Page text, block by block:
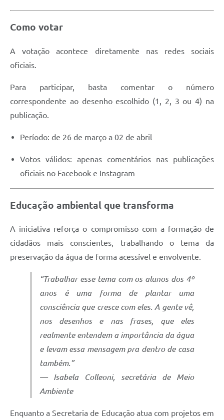
Como votar
A votação acontece diretamente nas redes sociais
oficiais.
Para participar, basta comentar o número
correspondente ao desenho escolhido (1, 2, 3 ou 4) na
publicação.
Período: de 26 de março a 02 de abril
Votos válidos: apenas comentários nas publicações
oficiais no Facebook e Instagram
Educação ambiental que transforma
A iniciativa reforça o compromisso com a formação de
cidadãos mais conscientes, trabalhando o tema da
preservação da água de forma acessível e envolvente.
“Trabalhar esse tema com os alunos dos 4º
anos é uma forma de plantar uma
consciência que cresce com eles. A gente vê,
nos desenhos e nas frases, que eles
realmente entendem a importância da água
e levam essa mensagem pra dentro de casa
também.”
— Isabela Colleoni, secretária de Meio
Ambiente
Enquanto a Secretaria de Educação atua com projetos em